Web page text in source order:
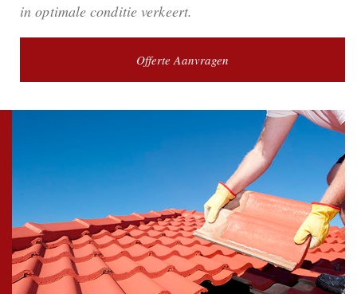
in optimale conditie verkeert.
Offerte Aanvragen